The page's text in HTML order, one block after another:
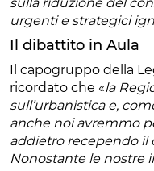
sulla riduzione del
urgenti e strategici
Il dibattito in Aula
Il capogruppo della
ricordato che «la
sull’urbanistica e,
anche noi avremmo
addietro recependo il
Nonostante le nostre